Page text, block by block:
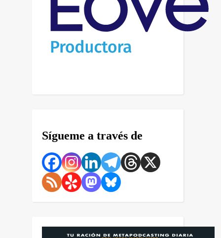
Sígueme a través de